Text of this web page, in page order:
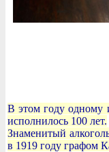
В этом году одному
исполнилось 100 лет.
Знаменитый
в 1919 году графом